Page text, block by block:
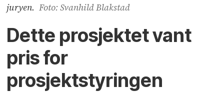
juryen. Foto: Svanhild Blakstad
Dette prosjektet vant
pris for
prosjektstyringen